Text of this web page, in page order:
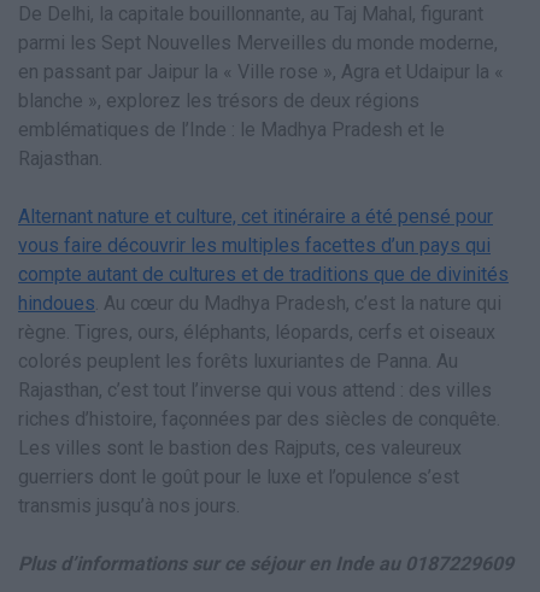
De Delhi, la capitale bouillonnante, au Taj Mahal, figurant
parmi les Sept Nouvelles Merveilles du monde moderne,
en passant par Jaipur la « Ville rose », Agra et Udaipur la «
blanche », explorez les trésors de deux régions
emblématiques de l’Inde : le Madhya Pradesh et le
Rajasthan.
Alternant nature et culture, cet itinéraire a été pensé pour
vous faire découvrir les multiples facettes d’un pays qui
compte autant de cultures et de traditions que de divinités
hindoues . Au cœur du Madhya Pradesh, c’est la nature qui
règne. Tigres, ours, éléphants, léopards, cerfs et oiseaux
colorés peuplent les forêts luxuriantes de Panna. Au
Rajasthan, c’est tout l’inverse qui vous attend : des villes
riches d’histoire, façonnées par des siècles de conquête.
Les villes sont le bastion des Rajputs, ces valeureux
guerriers dont le goût pour le luxe et l’opulence s’est
transmis jusqu’à nos jours.
Plus d’informations sur ce séjour en Inde au 0187229609